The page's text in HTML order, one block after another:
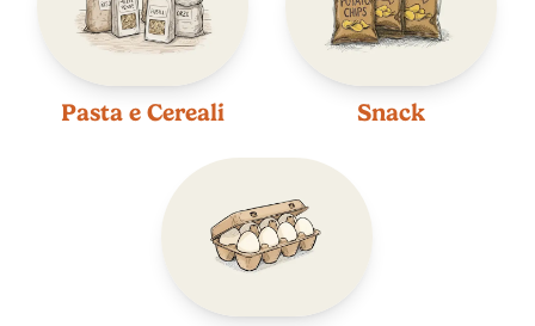
Pasta e Cereali Snack